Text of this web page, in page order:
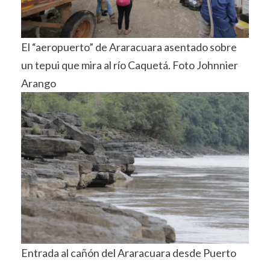
El “aeropuerto” de Araracuara asentado sobre
un tepui que mira al río Caquetá. Foto Johnnier
Arango
Entrada al cañón del Araracuara desde Puerto